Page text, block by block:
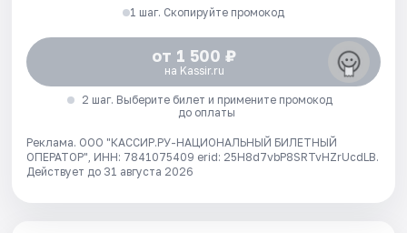
1 шаг. Скопируйте промокод
от 1 500 ₽
на Kassir.ru
2 шаг. Выберите билет и примените промокод
до оплаты
Реклама. ООО "КАССИР.РУ-НАЦИОНАЛЬНЫЙ БИЛЕТНЫЙ
ОПЕРАТОР", ИНН: 7841075409 erid: 25H8d7vbP8SRTvHZrUcdLB.
Действует до 31 августа 2026